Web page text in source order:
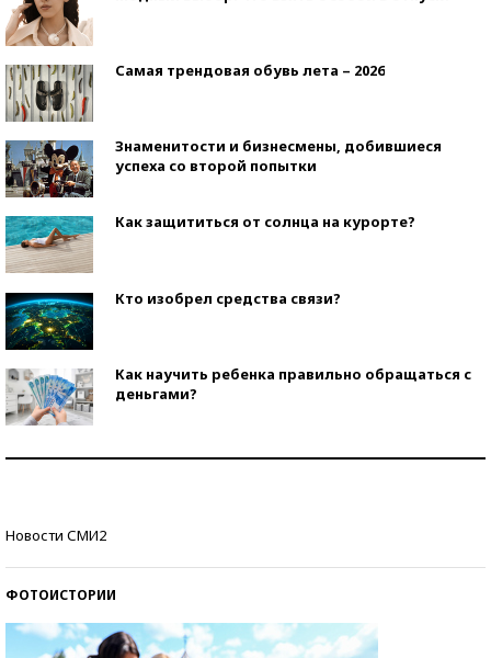
Самая трендовая обувь лета – 2026
Знаменитости и бизнесмены, добившиеся
успеха со второй попытки
Как защититься от солнца на курорте?
Кто изобрел средства связи?
Как научить ребенка правильно обращаться с
деньгами?
Новости СМИ2
ФОТОИСТОРИИ